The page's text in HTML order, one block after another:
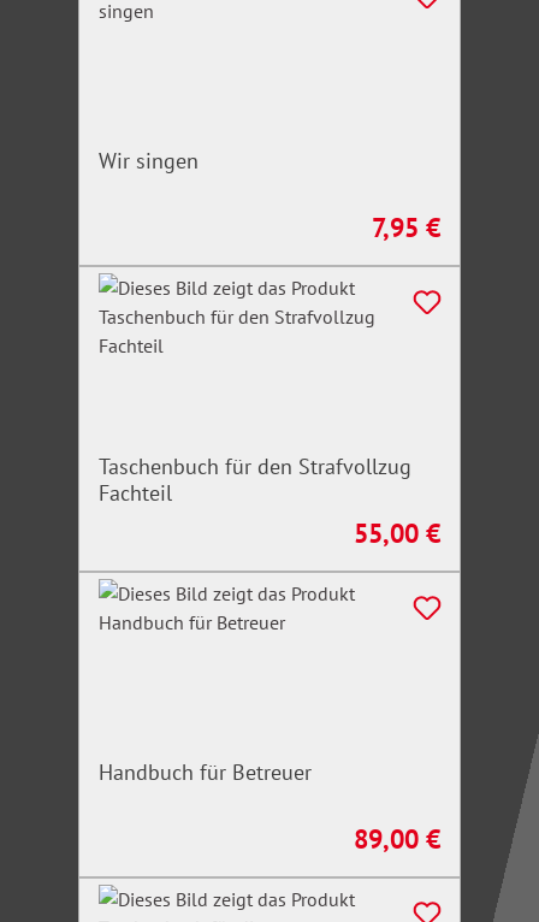
Wir singen
Regulärer Preis:
7,95 €
Taschenbuch für den Strafvollzug
Fachteil
Regulärer Preis:
55,00 €
Handbuch für Betreuer
Regulärer Preis:
89,00 €